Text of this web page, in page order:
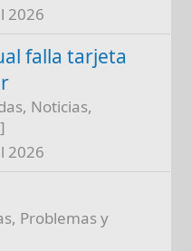
2026
falla tarjeta
Noticias,
2026
Problemas y